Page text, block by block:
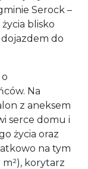
Serock –
blisko
do
Na
z aneksem
serce domu i
życia oraz
na tym
m²), korytarz